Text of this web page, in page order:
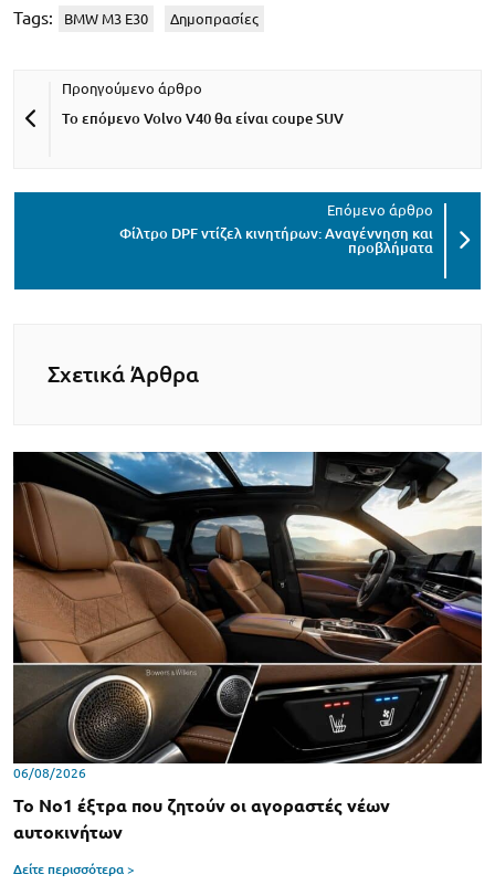
Tags: BMW M3 E30 Δημοπρασίες
To επόμενο Volvo V40 θα είναι coupe SUV
Φίλτρο DPF ντίζελ κινητήρων: Αναγέννηση και
προβλήματα
Σχετικά Άρθρα
06/08/2026
Το Νο1 έξτρα που ζητούν οι αγοραστές νέων
αυτοκινήτων
Δείτε περισσότερα >